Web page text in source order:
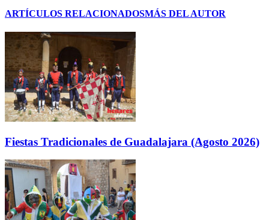
ARTÍCULOS RELACIONADOSMÁS DEL AUTOR
Fiestas Tradicionales de Guadalajara (Agosto 2026)